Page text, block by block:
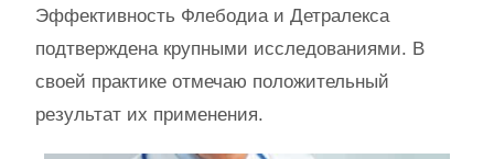
Эффективность Флебодиа и Детралекса
подтверждена крупными исследованиями. В
своей практике отмечаю положительный
результат их применения.